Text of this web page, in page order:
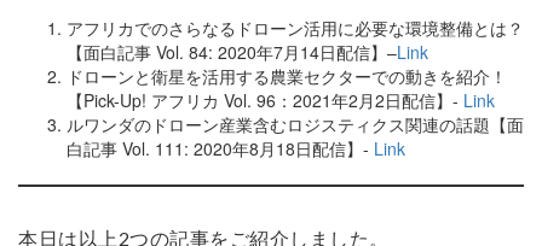
アフリカでのさらなるドローン活用に必要な環境整備とは？
【面白記事 Vol. 84: 2020年7月14日配信】–Link
ドローンと衛星を活用する農業セクターでの動きを紹介！
【Pick-Up! アフリカ Vol. 96：2021年2月2日配信】- Link
ルワンダのドローン産業含むロジスティクス関連の話題【面
白記事 Vol. 111: 2020年8月18日配信】- Link
本日は以上2つの記事をご紹介しました。